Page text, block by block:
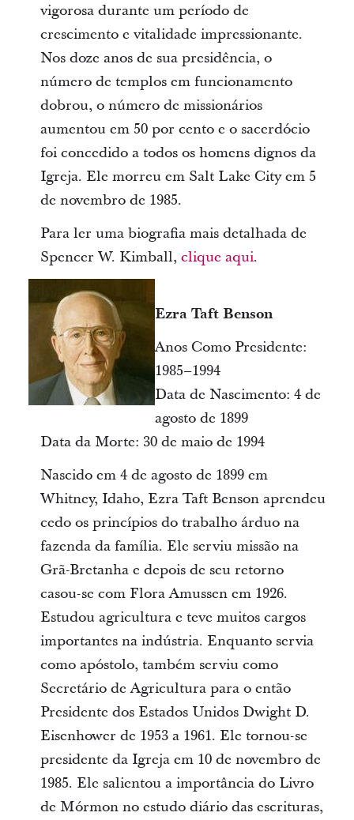
vigorosa durante um período de
crescimento e vitalidade impressionante.
Nos doze anos de sua presidência, o
número de templos em funcionamento
dobrou, o número de missionários
aumentou em 50 por cento e o sacerdócio
foi concedido a todos os homens dignos da
Igreja. Ele morreu em Salt Lake City em 5
de novembro de 1985.
Para ler uma biografia mais detalhada de
Spencer W. Kimball, clique aqui.
Ezra Taft Benson
Anos Como Presidente:
1985–1994
Data de Nascimento: 4 de
agosto de 1899
Data da Morte: 30 de maio de 1994
Nascido em 4 de agosto de 1899 em
Whitney, Idaho, Ezra Taft Benson aprendeu
cedo os princípios do trabalho árduo na
fazenda da família. Ele serviu missão na
Grã-Bretanha e depois de seu retorno
casou-se com Flora Amussen em 1926.
Estudou agricultura e teve muitos cargos
importantes na indústria. Enquanto servia
como apóstolo, também serviu como
Secretário de Agricultura para o então
Presidente dos Estados Unidos Dwight D.
Eisenhower de 1953 a 1961. Ele tornou-se
presidente da Igreja em 10 de novembro de
1985. Ele salientou a importância do Livro
de Mórmon no estudo diário das escrituras,